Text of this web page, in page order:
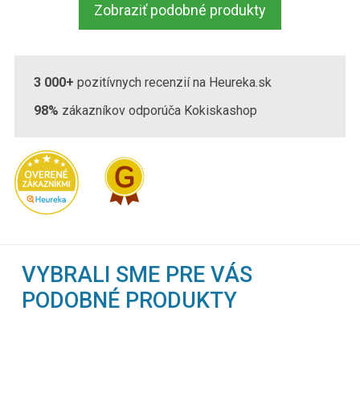
Zobraziť podobné produkty
3 000+ pozitívnych recenzií na Heureka.sk
98% zákazníkov odporúča Kokiskashop
VYBRALI SME PRE VÁS
PODOBNÉ PRODUKTY